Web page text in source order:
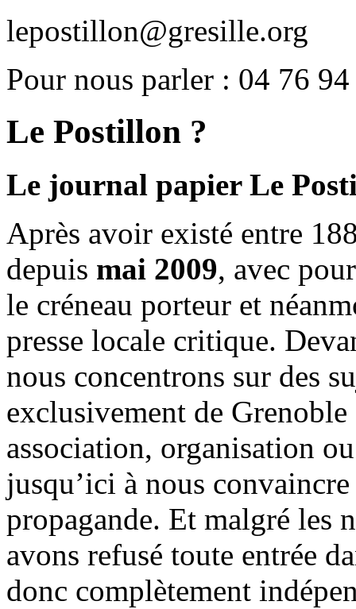
lepostillon@gresille.org
Pour nous parler : 04 76
Le Postillon ?
Le journal papier Le
Après avoir existé entre
depuis mai 2009, avec
le créneau porteur et
presse locale critique.
nous concentrons sur des
exclusivement de
association, organisation
jusqu’ici à nous
propagande. Et malgré les
avons refusé toute entrée
donc complètement